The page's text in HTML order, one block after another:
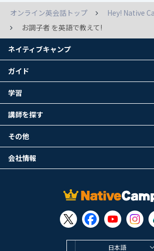
オンライン英会話トップ
Hey! Native
お調子者 を英語で教えて!
日本語
ネイティブキャンプ
ガイド
学習
講師を探す
その他
会社情報